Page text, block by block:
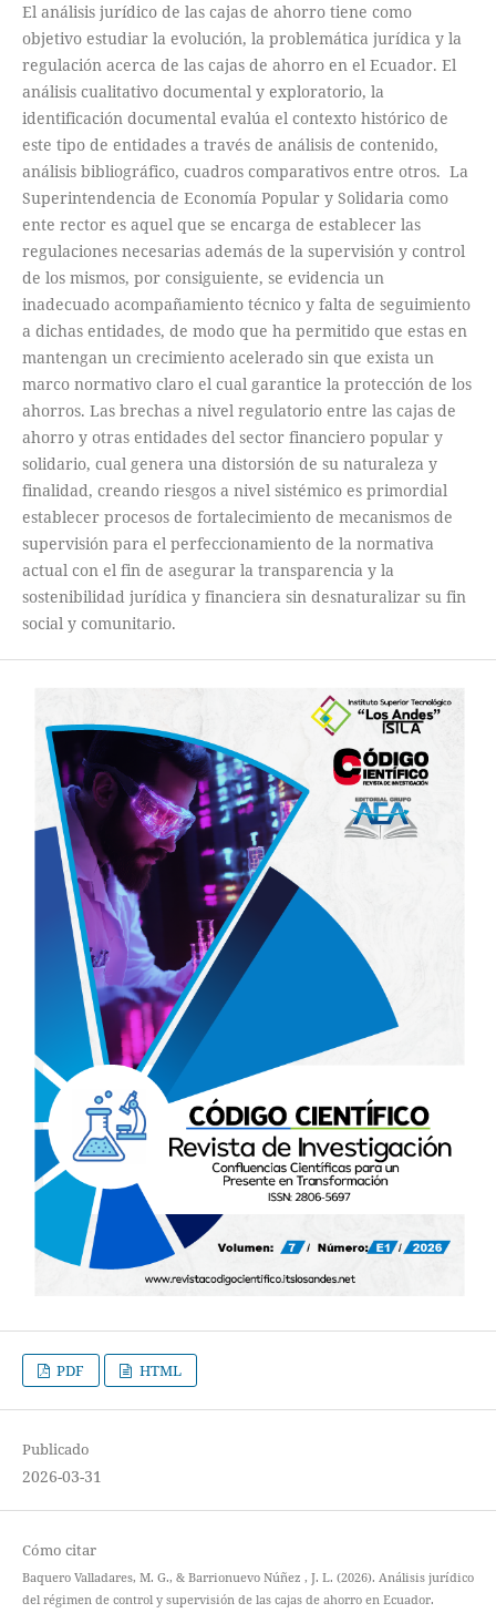
El análisis jurídico de las cajas de ahorro tiene como
objetivo estudiar la evolución, la problemática jurídica y la
regulación acerca de las cajas de ahorro en el Ecuador. El
análisis cualitativo documental y exploratorio, la
identificación documental evalúa el contexto histórico de
este tipo de entidades a través de análisis de contenido,
análisis bibliográfico, cuadros comparativos entre otros. La
Superintendencia de Economía Popular y Solidaria como
ente rector es aquel que se encarga de establecer las
regulaciones necesarias además de la supervisión y control
de los mismos, por consiguiente, se evidencia un
inadecuado acompañamiento técnico y falta de seguimiento
a dichas entidades, de modo que ha permitido que estas en
mantengan un crecimiento acelerado sin que exista un
marco normativo claro el cual garantice la protección de los
ahorros. Las brechas a nivel regulatorio entre las cajas de
ahorro y otras entidades del sector financiero popular y
solidario, cual genera una distorsión de su naturaleza y
finalidad, creando riesgos a nivel sistémico es primordial
establecer procesos de fortalecimiento de mecanismos de
supervisión para el perfeccionamiento de la normativa
actual con el fin de asegurar la transparencia y la
sostenibilidad jurídica y financiera sin desnaturalizar su fin
social y comunitario.
PDF HTML
Publicado
2026-03-31
Cómo citar
Baquero Valladares, M. G., & Barrionuevo Núñez , J. L. (2026). Análisis jurídico
del régimen de control y supervisión de las cajas de ahorro en Ecuador.